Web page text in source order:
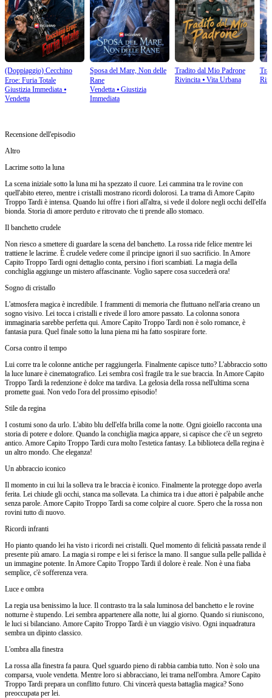
(Doppiaggio) Cecchino
Eroe: Furia Totale
Giustizia Immediata ⦁
Vendetta
Sposa del Mare, Non delle
Rane​
Vendetta⦁ Giustizia
Immediata
Tradito dal Mio Padrone
Rivincita⦁ Vita Urbana
Recensione dell'episodio
Altro
Lacrime sotto la luna
La scena iniziale sotto la luna mi ha spezzato il cuore. Lei cammina tra le rovine con
quell'abito etereo, mentre i cristalli mostrano ricordi dolorosi. La trama di Amore Capito
Troppo Tardi è intensa. Quando lui offre i fiori all'altra, si vede il dolore negli occhi dell'elfa
bionda. Storia di amore perduto e ritrovato che ti prende allo stomaco.
Il banchetto crudele
Non riesco a smettere di guardare la scena del banchetto. La rossa ride felice mentre lei
trattiene le lacrime. È crudele vedere come il principe ignori il suo sacrificio. In Amore
Capito Troppo Tardi ogni dettaglio conta, persino i fiori scambiati. La magia della
conchiglia aggiunge un mistero affascinante. Voglio sapere cosa succederà ora!
Sogno di cristallo
L'atmosfera magica è incredibile. I frammenti di memoria che fluttuano nell'aria creano un
sogno visivo. Lei tocca i cristalli e rivede il loro amore passato. La colonna sonora
immaginaria sarebbe perfetta qui. Amore Capito Troppo Tardi non è solo romance, è
fantasia pura. Quel finale sotto la luna piena mi ha fatto sospirare forte.
Corsa contro il tempo
Lui corre tra le colonne antiche per raggiungerla. Finalmente capisce tutto? L'abbraccio sotto
la luce lunare è cinematografico. Lei sembra così fragile tra le sue braccia. In Amore Capito
Troppo Tardi la redenzione è dolce ma tardiva. La gelosia della rossa nell'ultima scena
promette guai. Non vedo l'ora del prossimo episodio!
Stile da regina
I costumi sono da urlo. L'abito blu dell'elfa brilla come la notte. Ogni gioiello racconta una
storia di potere e dolore. Quando la conchiglia magica appare, si capisce che c'è un segreto
antico. Amore Capito Troppo Tardi cura molto l'estetica fantasy. La biblioteca della regina è
un altro mondo. Che eleganza!
Un abbraccio iconico
Il momento in cui lui la solleva tra le braccia è iconico. Finalmente la protegge dopo averla
ferita. Lei chiude gli occhi, stanca ma sollevata. La chimica tra i due attori è palpabile anche
senza parole. Amore Capito Troppo Tardi sa come colpire al cuore. Spero che la rossa non
rovini tutto di nuovo.
Ricordi infranti
Ho pianto quando lei ha visto i ricordi nei cristalli. Quel momento di felicità passata rende il
presente più amaro. La magia si rompe e lei si ferisce la mano. Il sangue sulla pelle pallida è
un immagine potente. In Amore Capito Troppo Tardi il dolore è reale. Non è una fiaba
semplice, c'è sofferenza vera.
Luce e ombra
La regia usa benissimo la luce. Il contrasto tra la sala luminosa del banchetto e le rovine
notturne è stupendo. Lei sembra appartenere alla notte, lui al giorno. Quando si riuniscono,
le luci si bilanciano. Amore Capito Troppo Tardi è un viaggio visivo. Ogni inquadratura
sembra un dipinto classico.
L'ombra alla finestra
La rossa alla finestra fa paura. Quel sguardo pieno di rabbia cambia tutto. Non è solo una
comparsa, vuole vendetta. Mentre loro si abbracciano, lei trama nell'ombra. Amore Capito
Troppo Tardi prepara un conflitto futuro. Chi vincerà questa battaglia magica? Sono
preoccupata per lei.